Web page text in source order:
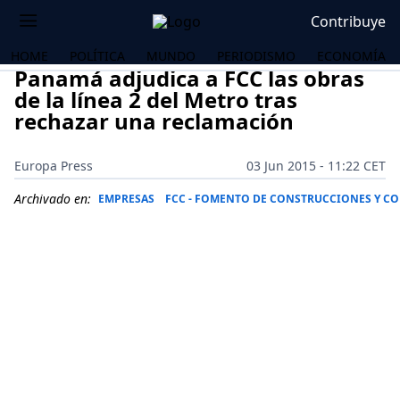
Contribuye
HOME POLÍTICA MUNDO PERIODISMO ECONOMÍA
Panamá adjudica a FCC las obras
de la línea 2 del Metro tras
rechazar una reclamación
Europa Press
03 Jun 2015 - 11:22 CET
Archivado en: EMPRESAS FCC - FOMENTO DE CONSTRUCCIONES Y